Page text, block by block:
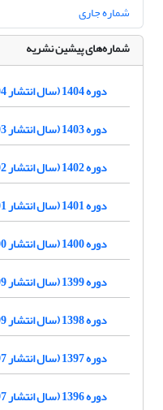
شماره جاری
شماره‌های پیشین نشریه
دوره 1404 (سال انتشار 1404)
دوره 1403 (سال انتشار 1403)
دوره 1402 (سال انتشار 1402)
دوره 1401 (سال انتشار 1401)
دوره 1400 (سال انتشار 1400)
دوره 1399 (سال انتشار 1399)
دوره 1398 (سال انتشار 1399)
دوره 1397 (سال انتشار 1397)
دوره 1396 (سال انتشار 1397)